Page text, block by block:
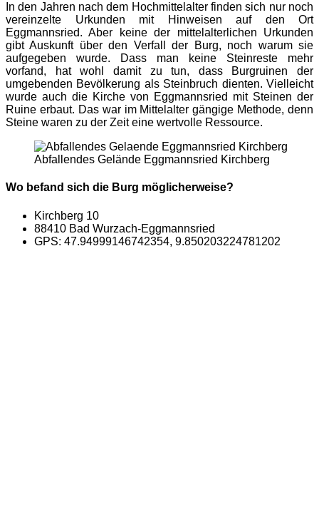
In den Jahren nach dem Hochmittelalter finden sich nur noch
vereinzelte Urkunden mit Hinweisen auf den Ort
Eggmannsried. Aber keine der mittelalterlichen Urkunden
gibt Auskunft über den Verfall der Burg, noch warum sie
aufgegeben wurde. Dass man keine Steinreste mehr
vorfand, hat wohl damit zu tun, dass Burgruinen der
umgebenden Bevölkerung als Steinbruch dienten. Vielleicht
wurde auch die Kirche von Eggmannsried mit Steinen der
Ruine erbaut. Das war im Mittelalter gängige Methode, denn
Steine waren zu der Zeit eine wertvolle Ressource.
Abfallendes Gelände Eggmannsried Kirchberg
Wo befand sich die Burg möglicherweise?
Kirchberg 10
88410 Bad Wurzach-Eggmannsried
GPS: 47.94999146742354, 9.850203224781202